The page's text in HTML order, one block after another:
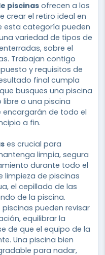
piscinas ofrecen a los
crear el retiro ideal en
esta categoría pueden
variedad de tipos de
sobre el
Trabajan contigo
y requisitos de
final cumpla
busques una piscina
o una piscina
encargarán de todo el
a fin.
es crucial para
limpia, segura
durante todo el
limpieza de piscinas
el cepillado de las
de la piscina.
pueden revisar
equilibrar la
de que el equipo de la
Una piscina bien
para nadar,